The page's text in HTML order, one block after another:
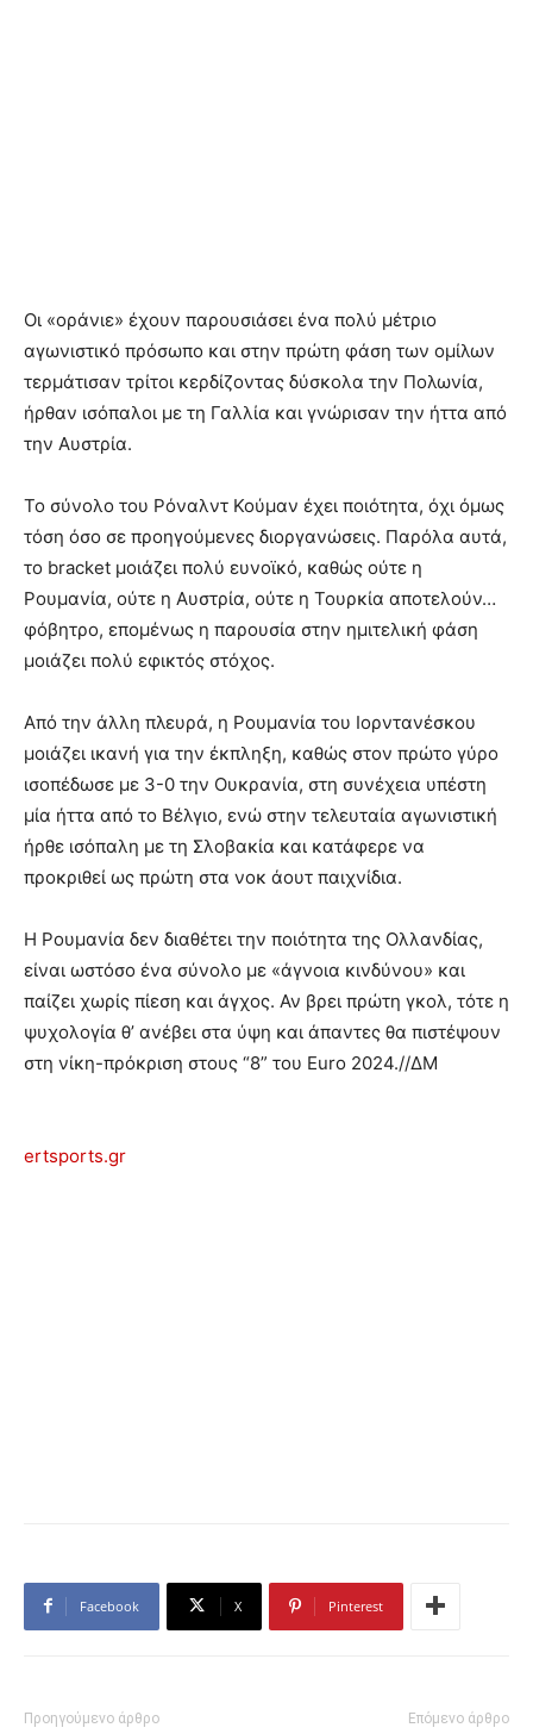
Οι «οράνιε» έχουν παρουσιάσει ένα πολύ μέτριο
αγωνιστικό πρόσωπο και στην πρώτη φάση των ομίλων
τερμάτισαν τρίτοι κερδίζοντας δύσκολα την Πολωνία,
ήρθαν ισόπαλοι με τη Γαλλία και γνώρισαν την ήττα από
την Αυστρία.
Το σύνολο του Ρόναλντ Κούμαν έχει ποιότητα, όχι όμως
τόση όσο σε προηγούμενες διοργανώσεις. Παρόλα αυτά,
το bracket μοιάζει πολύ ευνοϊκό, καθώς ούτε η
Ρουμανία, ούτε η Αυστρία, ούτε η Τουρκία αποτελούν…
φόβητρο, επομένως η παρουσία στην ημιτελική φάση
μοιάζει πολύ εφικτός στόχος.
Από την άλλη πλευρά, η Ρουμανία του Ιορντανέσκου
μοιάζει ικανή για την έκπληξη, καθώς στον πρώτο γύρο
ισοπέδωσε με 3-0 την Ουκρανία, στη συνέχεια υπέστη
μία ήττα από το Βέλγιο, ενώ στην τελευταία αγωνιστική
ήρθε ισόπαλη με τη Σλοβακία και κατάφερε να
προκριθεί ως πρώτη στα νοκ άουτ παιχνίδια.
Η Ρουμανία δεν διαθέτει την ποιότητα της Ολλανδίας,
είναι ωστόσο ένα σύνολο με «άγνοια κινδύνου» και
παίζει χωρίς πίεση και άγχος. Αν βρει πρώτη γκολ, τότε η
ψυχολογία θ’ ανέβει στα ύψη και άπαντες θα πιστέψουν
στη νίκη-πρόκριση στους “8” του Euro 2024.//ΔΜ
ertsports.gr
Facebook X Pinterest
Προηγούμενο άρθρο Επόμενο άρθρο